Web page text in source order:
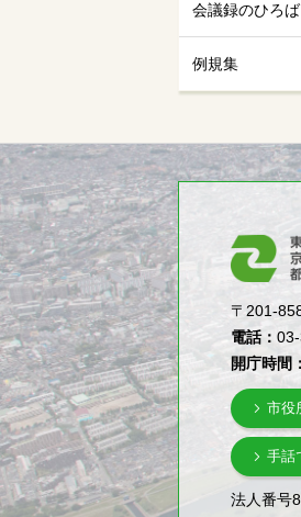
会議録のひろば
例規集
〒201-
電話：
開庁時間：
市役
手話
法人番号